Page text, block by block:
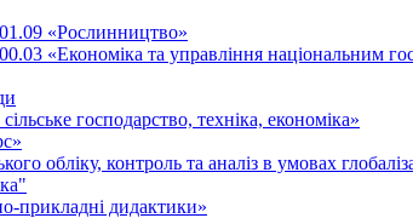
«Рослинництво»
«Економіка та управління національним
господарство, техніка, економіка»
обліку, контроль та аналіз в умовах
прикладні дидактики»